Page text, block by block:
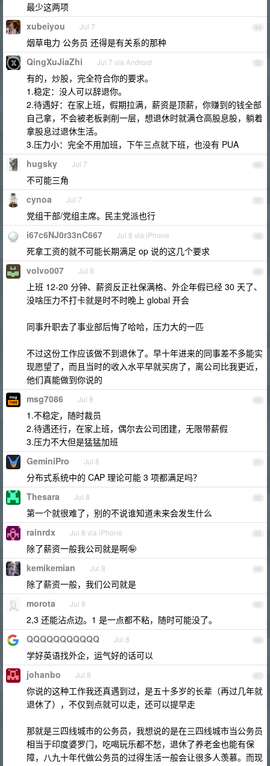
最少这两项
54
xubeiyou Jul 7
烟草电力 公务员 还得是有关系的那种
55
QingXuJiaZhi Jul 7 via Android
有的，炒股，完全符合你的要求。
1.稳定：没人可以辞退你。
2.待遇好：在家上班，假期拉满，薪资是顶薪，你赚到的钱全部
自己拿，不会被老板剥削一层，想退休时就满仓高股息股，躺着
拿股息过退休生活。
3.压力小：完全不用加班，下午三点就下班，也没有 PUA
56
hugsky Jul 7
不可能三角
57
cynoa Jul 7
党组干部/党组主席。民主党派也行
58
i67c6NJ0r33nC667 Jul 8 via iPhone
死拿工资的就不可能长期满足 op 说的这几个要求
59
volvo007 Jul 8
上班 12-20 分钟、薪资反正社保满格、外企年假已经 30 天了、
没啥压力不打卡就是时不时晚上 global 开会
同事升职去了事业部后悔了哈哈，压力大的一匹
不过这份工作应该做不到退休了。早十年进来的同事差不多能实
现愿望了，而且当时的收入水平早就买房了，离公司比我更近，
他们真能做到你说的
60
msg7086 Jul 8
1.不稳定，随时裁员
2.待遇还行，在家上班，偶尔去公司团建，无限带薪假
3.压力不大但是猛猛加班
61
GeminiPro Jul 8
分布式系统中的 CAP 理论可能 3 项都满足吗？
62
Thesara Jul 8
第一个就很难了，别的不说谁知道未来会发生什么
63
rainrdx Jul 8 via iPhone
除了薪资一般我公司就是啊🤪
64
kemikemian Jul 8
除了薪资一般，我们公司就是
65
morota Jul 8
2,3 还能沾点边。1 是一点都不粘，随时可能没了。
66
QQQQQQQQQQQ Jul 8
学好英语找外企，运气好的话可以
67
johanbo Jul 8
你说的这种工作我还真遇到过，是五十多岁的长辈（再过几年就
退休了），不仅到点就可以走，还可以提早走
那就是三四线城市的公务员，我想说的是在三四线城市当公务员
相当于印度婆罗门，吃喝玩乐都不愁，退休了养老金也能有保
障，八九十年代做公务员的过得生活一般会让很多人羡慕。而现